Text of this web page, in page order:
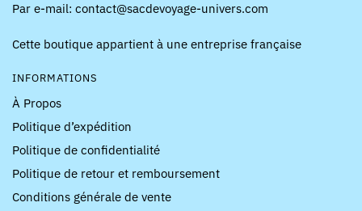
Par e-mail: contact@sacdevoyage-univers.com
Cette boutique appartient à une entreprise française
INFORMATIONS
À Propos
Politique d’expédition
Politique de confidentialité
Politique de retour et remboursement
Conditions générale de vente